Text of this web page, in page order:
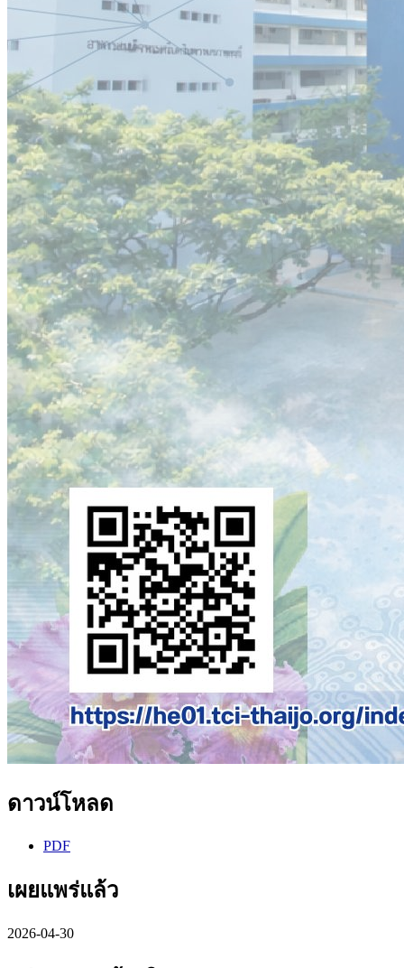
ดาวน์โหลด
PDF
เผยแพร่แล้ว
2026-04-30